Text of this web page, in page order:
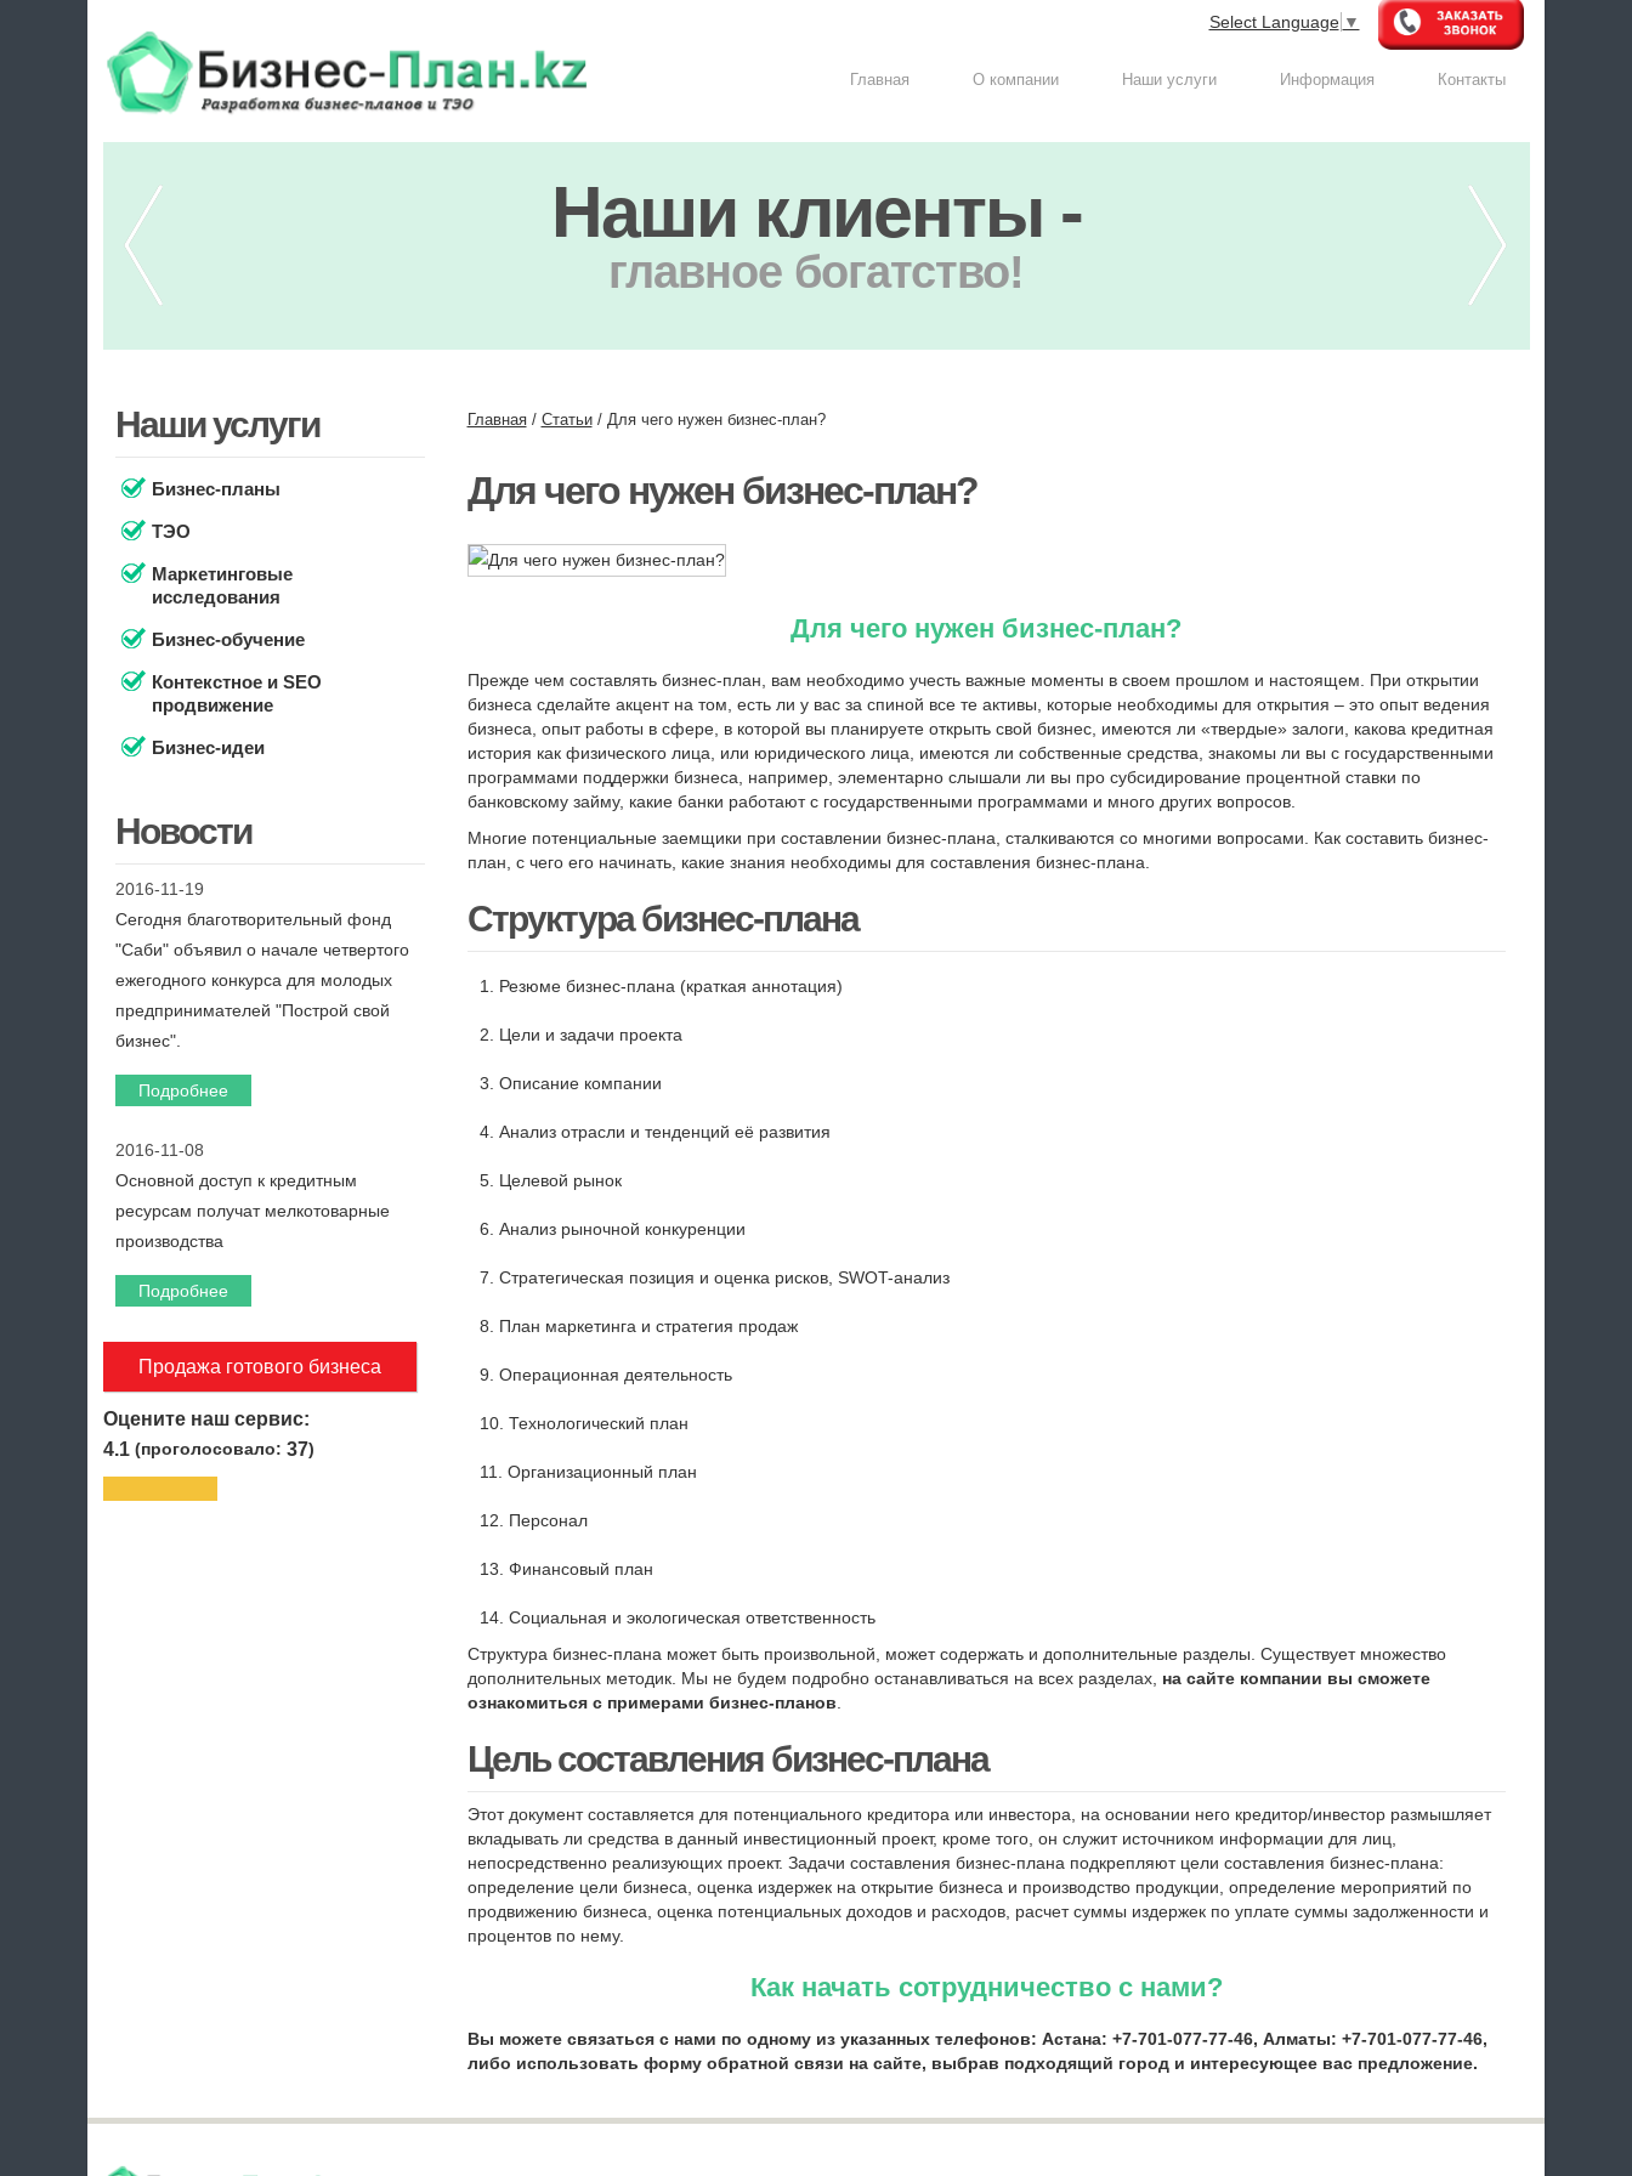
Главная О компании Наши услуги Информация Контакты
Select Language ▼
Наши клиенты -
главное богатство!
Наши услуги
Бизнес-планы
ТЭО
Маркетинговые
исследования
Бизнес-обучение
Контекстное и SEO
продвижение
Бизнес-идеи
Новости
2016-11-19
Сегодня благотворительный фонд
"Саби" объявил о начале четвертого
ежегодного конкурса для молодых
предпринимателей "Построй свой
бизнес".
Подробнее
2016-11-08
Основной доступ к кредитным
ресурсам получат мелкотоварные
производства
Подробнее
Продажа готового бизнеса
Оцените наш сервис:
4.1 (проголосовало: 37)
Главная/ Статьи/ Для чего нужен бизнес-план?
Для чего нужен бизнес-план?
Для чего нужен бизнес-план?
Прежде чем составлять бизнес-план, вам необходимо учесть важные моменты в своем прошлом и настоящем. При открытии
бизнеса сделайте акцент на том, есть ли у вас за спиной все те активы, которые необходимы для открытия – это опыт ведения
бизнеса, опыт работы в сфере, в которой вы планируете открыть свой бизнес, имеются ли «твердые» залоги, какова кредитная
история как физического лица, или юридического лица, имеются ли собственные средства, знакомы ли вы с государственными
программами поддержки бизнеса, например, элементарно слышали ли вы про субсидирование процентной ставки по
банковскому займу, какие банки работают с государственными программами и много других вопросов.
Многие потенциальные заемщики при составлении бизнес-плана, сталкиваются со многими вопросами. Как составить бизнес-
план, с чего его начинать, какие знания необходимы для составления бизнес-плана.
Структура бизнес-плана
Резюме бизнес-плана (краткая аннотация)
Цели и задачи проекта
Описание компании
Анализ отрасли и тенденций её развития
Целевой рынок
Анализ рыночной конкуренции
Стратегическая позиция и оценка рисков, SWOT-анализ
План маркетинга и стратегия продаж
Операционная деятельность
Технологический план
Организационный план
Персонал
Финансовый план
Социальная и экологическая ответственность
Структура бизнес-плана может быть произвольной, может содержать и дополнительные разделы. Существует множество
дополнительных методик. Мы не будем подробно останавливаться на всех разделах, на сайте компании вы сможете
ознакомиться с примерами бизнес-планов
Цель составления бизнес-плана
Этот документ составляется для потенциального кредитора или инвестора, на основании него кредитор/инвестор размышляет
вкладывать ли средства в данный инвестиционный проект, кроме того, он служит источником информации для лиц,
непосредственно реализующих проект. Задачи составления бизнес-плана подкрепляют цели составления бизнес-плана:
определение цели бизнеса, оценка издержек на открытие бизнеса и производство продукции, определение мероприятий по
продвижению бизнеса, оценка потенциальных доходов и расходов, расчет суммы издержек по уплате суммы задолженности и
процентов по нему.
Как начать сотрудничество с нами?
Вы можете связаться с нами по одному из указанных телефонов: Астана: +7-701-077-77-46, Алматы: +7-701-077-77-46,
либо использовать форму обратной связи на сайте, выбрав подходящий город и интересующее вас предложение.